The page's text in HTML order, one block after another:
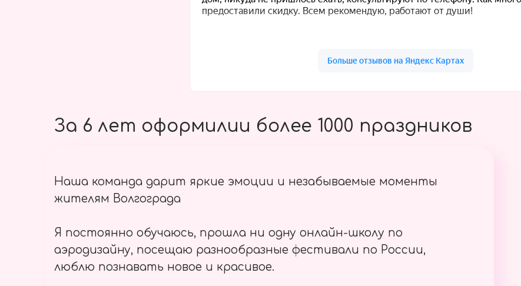
За 6 лет оформилии более 1000 праздников
Наша команда дарит яркие эмоции и незабываемые моменты
жителям Волгограда
Я постоянно обучаюсь, прошла ни одну онлайн-школу по
аэродизайну, посещаю разнообразные фестивали по России,
люблю познавать новое и красивое.